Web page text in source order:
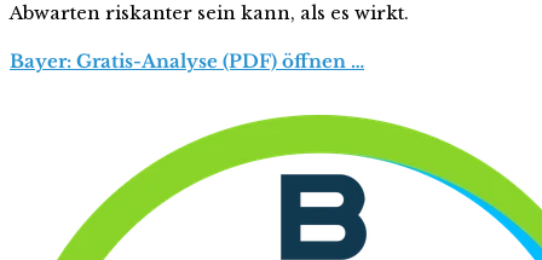
Abwarten riskanter sein kann, als es wirkt.
Bayer: Gratis-Analyse (PDF) öffnen …